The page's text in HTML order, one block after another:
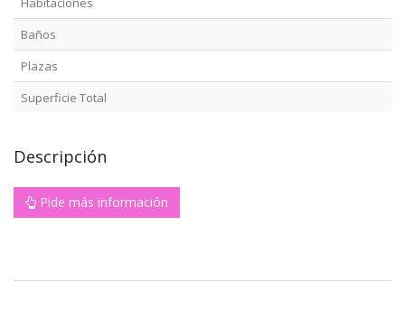
Baños
Plazas
Superficie Total
Descripción
Pide más información